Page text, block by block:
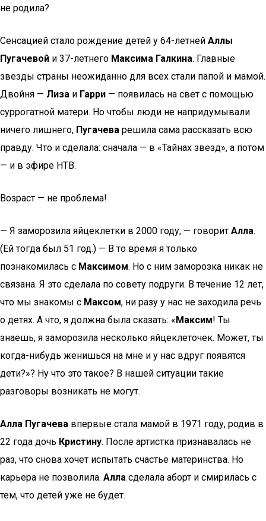
не родила?
Сенсацией стало рождение детей у 64-летней Аллы
Пугачевой и 37-летнего Максима Галкина. Главные
звезды страны неожиданно для всех стали папой и мамой.
Двойня — Лиза и Гарри — появилась на свет с помощью
суррогатной матери. Но чтобы люди не напридумывали
ничего лишнего, Пугачева решила сама рассказать всю
правду. Что и сделала: сначала — в «Тайнах звезд», а потом
— и в эфире НТВ.
Возраст — не проблема!
— Я заморозила яйцеклетки в 2000 году, — говорит Алла.
(Ей тогда был 51 год.) — В то время я только
познакомилась с Максимом. Но с ним заморозка никак не
связана. Я это сделала по совету подруги. В течение 12 лет,
что мы знакомы с Максом, ни разу у нас не заходила речь
о детях. А что, я должна была сказать: «Максим! Ты
знаешь, я заморозила несколько яйцеклеточек. Может, ты
когда-нибудь женишься на мне и у нас вдруг появятся
дети?»? Ну что это такое? В нашей ситуации такие
разговоры возникать не могут.
Алла Пугачева впервые стала мамой в 1971 году, родив в
22 года дочь Кристину. После артистка признавалась не
раз, что снова хочет испытать счастье материнства. Но
карьера не позволила. Алла сделала аборт и смирилась с
тем, что детей уже не будет.